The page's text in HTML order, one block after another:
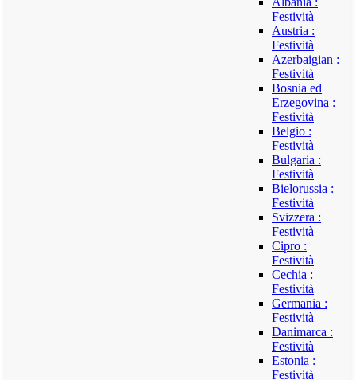
Festività
Austria :
Festività
Azerbaigian :
Festività
Bosnia ed
Erzegovina :
Festività
Belgio :
Festività
Bulgaria :
Festività
Bielorussia :
Festività
Svizzera :
Festività
Cipro :
Festività
Cechia :
Festività
Germania :
Festività
Danimarca :
Festività
Estonia :
Festività